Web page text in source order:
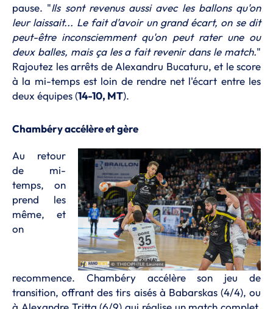
pause. "Ils sont revenus aussi avec les ballons qu'on
leur laissait... Le fait d'avoir un grand écart, on se dit
peut-être inconsciemment qu'on peut rater une ou
deux balles, mais ça les a fait revenir dans le match."
Rajoutez les arrêts de Alexandru Bucaturu, et le score
à la mi-temps est loin de rendre net l'écart entre les
deux équipes (14-10, MT).
Chambéry accélère et gère
Au retour
de mi-
temps, on
prend les
même, et
on
recommence. Chambéry accélère son jeu de
transition, offrant des tirs aisés à Babarskas (4/4), ou